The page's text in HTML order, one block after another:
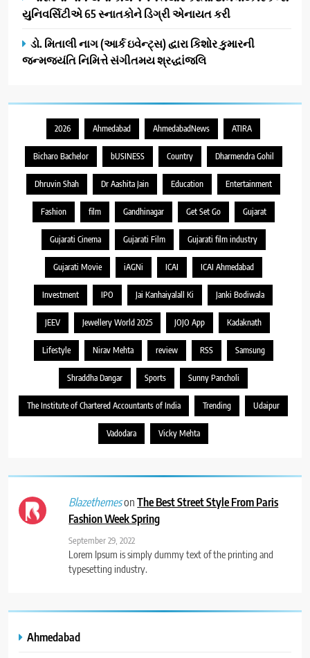
યુનિવર્સિટીએ 65 સ્નાતકોને ડિગ્રી એનાયત કરી
ડો. મિતાલી નાગ (આર્ક ઇવેન્ટ્સ) દ્વારા કિશોર કુમારની
જન્મજયંતિ નિમિત્તે સંગીતમય શ્રદ્ધાંજલિ
2026 Ahmedabad AhmedabadNews ATIRA
Bicharo Bachelor bUSINESS Country Dharmendra Gohil
Dhruvin Shah Dr Aashita Jain Education Entertainment
Fashion film Gandhinagar Get Set Go Gujarat
Gujarati Cinema Gujarati Film Gujarati film industry
Gujarati Movie iAGNi ICAI ICAI Ahmedabad
Investment IPO Jai Kanhaiyalall Ki Janki Bodiwala
JEEV Jewellery World 2025 JOJO App Kadaknath
Lifestyle Nirav Mehta review RSS Samsung
Shraddha Dangar Sports Sunny Pancholi
The Institute of Chartered Accountants of India Trending Udaipur
Vadodara Vicky Mehta
BlazethemesonThe Best Street Style From Paris
Fashion Week Spring
September 29, 2022
Lorem Ipsum is simply dummy text of the printing and
typesetting industry.
Ahmedabad